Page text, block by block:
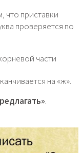
что приставки
проверяется по
части
на «ж».
.